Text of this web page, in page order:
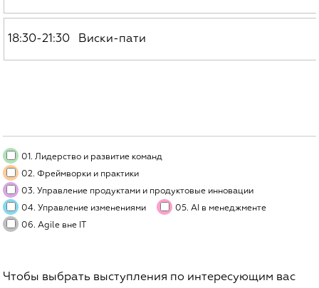
18:30-21:30 Виски-пати
01. Лидерство и развитие команд
02. Фреймворки и практики
03. Управление продуктами и продуктовые инновации
04. Управление изменениями
05. AI в менеджменте
06. Agile вне IT
Чтобы выбрать выступления по интересующим вас